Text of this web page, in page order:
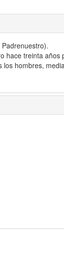
hace treinta años
los hombres,